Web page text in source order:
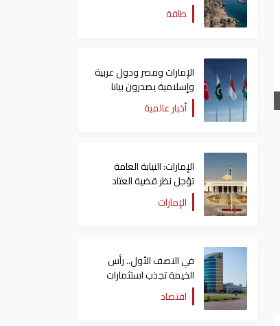
النفط عبر مضيق هرمز
طاقة
الإمارات ومصر ودول عربية
وإسلامية يصدرون بيانا
مشتركا بشأن الانتهاكات
الإسرائيلية في غزة
أخبار عالمية
الإمارات: النيابة العامة
تؤجل نظر قضية العتاد
العسكري للسودان
الإمارات
في النصف الأول.. رأس
الخيمة تجذب استثمارات
تتجاوز 771 مليون درهماقتصاد